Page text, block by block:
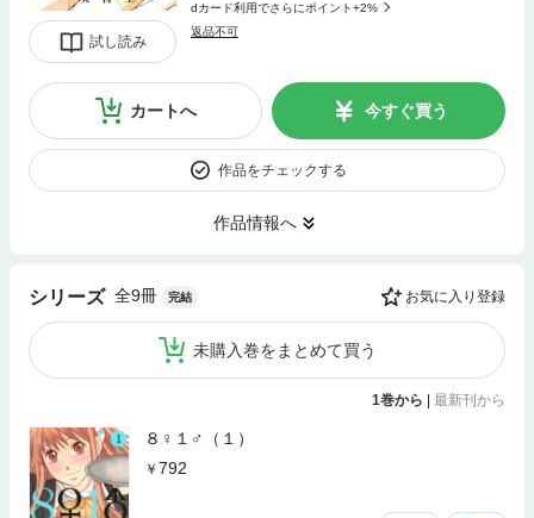
試し読み
dカード利用でさらにポイント+2%
返品不可
カートへ 今すぐ買う
作品をチェックする
作品情報へ
シリーズ 全9冊 完結 お気に入り登録
未購入巻をまとめて買う
1巻から | 最新刊から
８♀１♂（１）
792